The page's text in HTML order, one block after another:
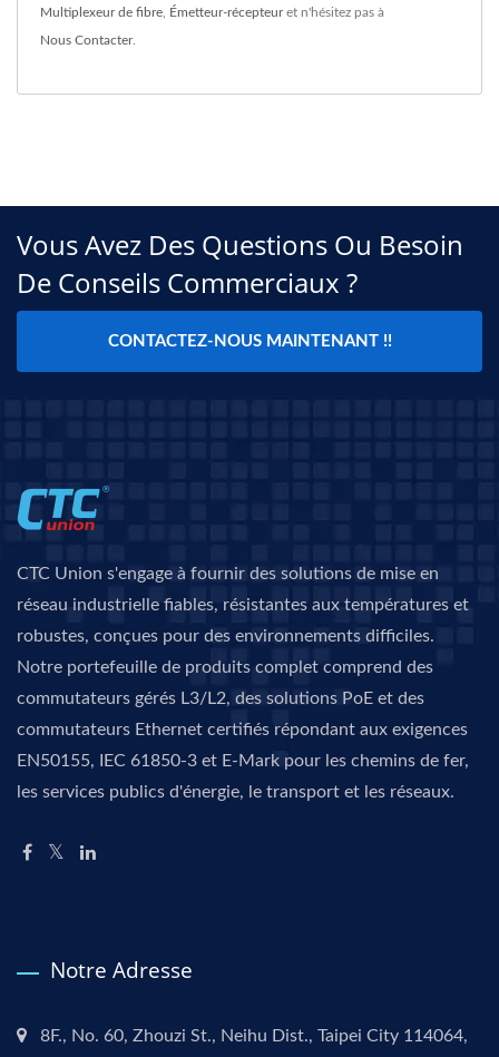
Multiplexeur de fibre Émetteur-récepteuret n'hésitez pas à
Nous Contacter.
Vous Avez Des Questions Ou Besoin
De Conseils Commerciaux ?
CONTACTEZ-NOUS MAINTENANT !!
CTC Union s'engage à fournir des solutions de mise en
réseau industrielle fiables, résistantes aux températures et
robustes, conçues pour des environnements difficiles.
Notre portefeuille de produits complet comprend des
commutateurs gérés L3/L2, des solutions PoE et des
commutateurs Ethernet certifiés répondant aux exigences
EN50155, IEC 61850-3 et E-Mark pour les chemins de fer,
les services publics d'énergie, le transport et les réseaux.
Notre Adresse
8F., No. 60, Zhouzi St., Neihu Dist., Taipei City 114064,